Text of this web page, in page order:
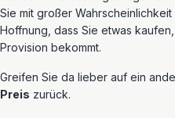
Sie mit großer
Hoffnung, dass Sie etwas
Provision bekommt.
Greifen Sie da lieber auf ein
Preis zurück.